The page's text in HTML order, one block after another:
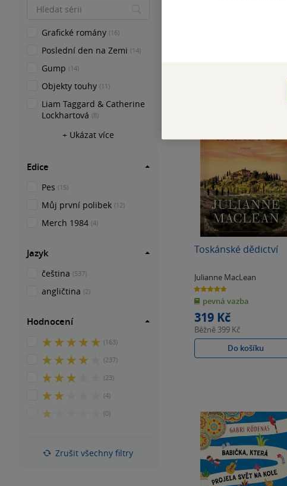
Toskánské dědictví
Julianne MacLean
4.7
z
5
hvězdiček
pevná vazba
319 Kč
Běžně 399 Kč
Do košíku
Grafické romány (16)
Poslední den na Zemi (14)
Gump (14)
Objekty touhy (11)
Liam Taggard & Catherine
Lockhartová (8)
+ Ukázat více
Edice
Pes (15)
Můj první polibek (12)
Merch 1984 (4)
Jazyk
čeština (537)
angličtina (2)
Hodnocení
5
5
hvězdiček
(163)
4
5
hvězdiček
(237)
3
5
hvězdiček
(23)
2
5
(4)
1
(0)
Zrušit všechny filtry